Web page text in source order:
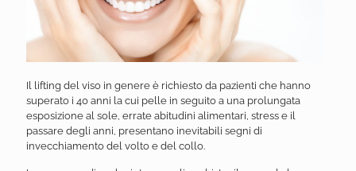
Il lifting del viso in genere è richiesto da pazienti che hanno
superato i 40 anni la cui pelle in seguito a una prolungata
esposizione al sole, errate abitudini alimentari, stress e il
passare degli anni, presentano inevitabili segni di
invecchiamento del volto e del collo.